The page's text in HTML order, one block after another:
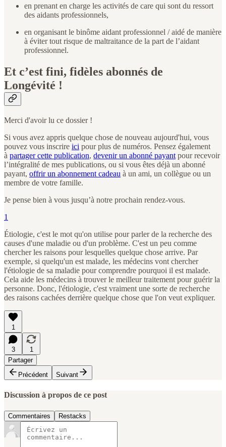
en prenant en charge les activités de care qui sont du ressort
des aidants professionnels,
en organisant le binôme aidant professionnel / aidé de manière
à éviter tout risque de maltraitance de la part de l’aidant
professionnel.
Et c’est fini, fidèles abonnés de
Longévité !
Merci d'avoir lu ce dossier !
Si vous avez appris quelque chose de nouveau aujourd'hui, vous
pouvez vous inscrire ici pour plus de numéros. Pensez également
à partager cette publication, devenir un abonné payant pour recevoir
l’intégralité de mes publications, ou si vous êtes déjà un abonné
payant, offrir un abonnement cadeau à un ami, un collègue ou un
membre de votre famille.
Je pense bien à vous jusqu’à notre prochain rendez-vous.
1
Étiologie, c'est le mot qu'on utilise pour parler de la recherche des
causes d'une maladie ou d'un problème. C'est un peu comme
chercher les raisons pour lesquelles quelque chose arrive. Par
exemple, si quelqu'un est malade, les médecins vont chercher
l'étiologie de sa maladie pour comprendre pourquoi il est malade.
Cela aide les médecins à trouver le meilleur traitement pour guérir la
personne. Donc, l'étiologie, c'est vraiment une sorte de recherche
des raisons cachées derrière quelque chose que l'on veut expliquer.
1
3
1
Partager
Précédent
Suivant
Discussion à propos de ce post
Commentaires Restacks